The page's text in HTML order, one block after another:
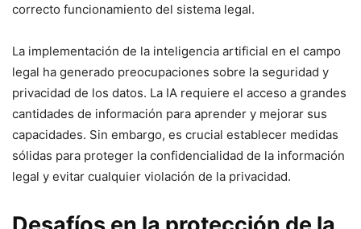
correcto funcionamiento del sistema legal.
La implementación de la inteligencia artificial en el campo
legal ha generado preocupaciones sobre la seguridad y
privacidad de los datos. La IA requiere el acceso a grandes
cantidades de información para aprender y mejorar sus
capacidades. Sin embargo, es crucial establecer medidas
sólidas para proteger la confidencialidad de la información
legal y evitar cualquier violación de la privacidad.